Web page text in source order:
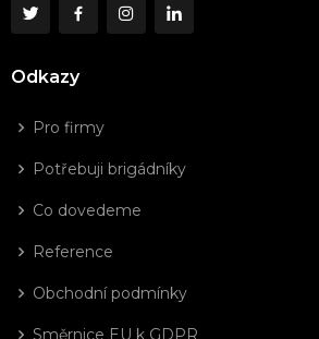
Odkazy
Pro firmy
Potřebuji brigádníky
Co dovedeme
Reference
Obchodní podmínky
Směrnice EU k GDPR